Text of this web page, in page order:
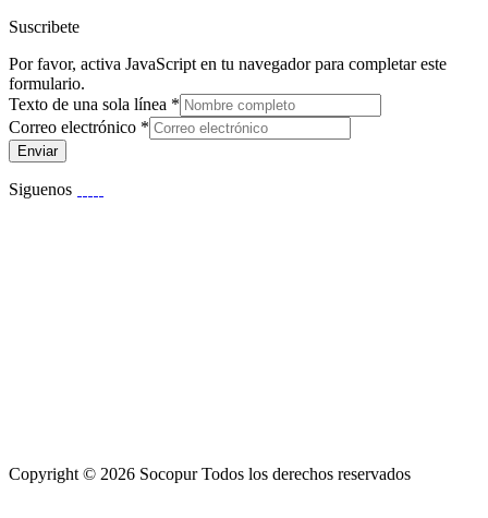
Suscribete
Por favor, activa JavaScript en tu navegador para completar este
formulario.
Texto de una sola línea *
Correo electrónico *
Enviar
Siguenos
Copyright © 2026 Socopur Todos los derechos reservados